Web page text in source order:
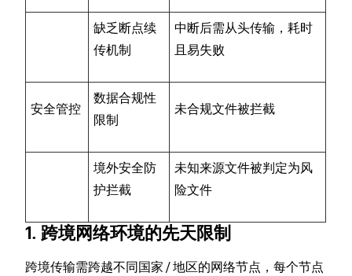
缺乏断点续
传机制
中断后需从头传输，耗时
且易失败
安全管控
数据合规性
限制
未合规文件被拦截
境外安全防
护拦截
未知来源文件被判定为风
险文件
1. 跨境网络环境的先天限制
跨境传输需跨越不同国家 / 地区的网络节点，每个节点